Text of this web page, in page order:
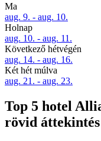
Ma
aug. 9. - aug. 10.
Holnap
aug. 10. - aug. 11.
Következő hétvégén
aug. 14. - aug. 16.
Két hét múlva
aug. 21. - aug. 23.
Top 5 hotel
rövid áttekintés